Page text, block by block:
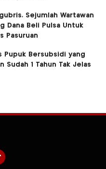
Sejumlah Wartawan
Dana Beli Pulsa Untuk
Pasuruan
Pupuk Bersubsidi yang
Sudah 1 Tahun Tak Jelas